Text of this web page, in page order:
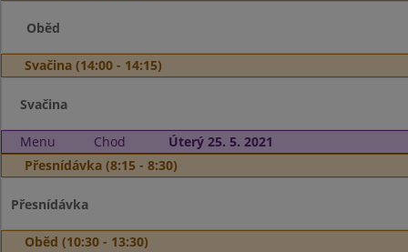
Oběd
Svačina (14:00 - 14:15)
Svačina
Menu Chod
Úterý 25. 5. 2021
Přesnídávka (8:15 - 8:30)
Přesnídávka
Oběd (10:30 - 13:30)